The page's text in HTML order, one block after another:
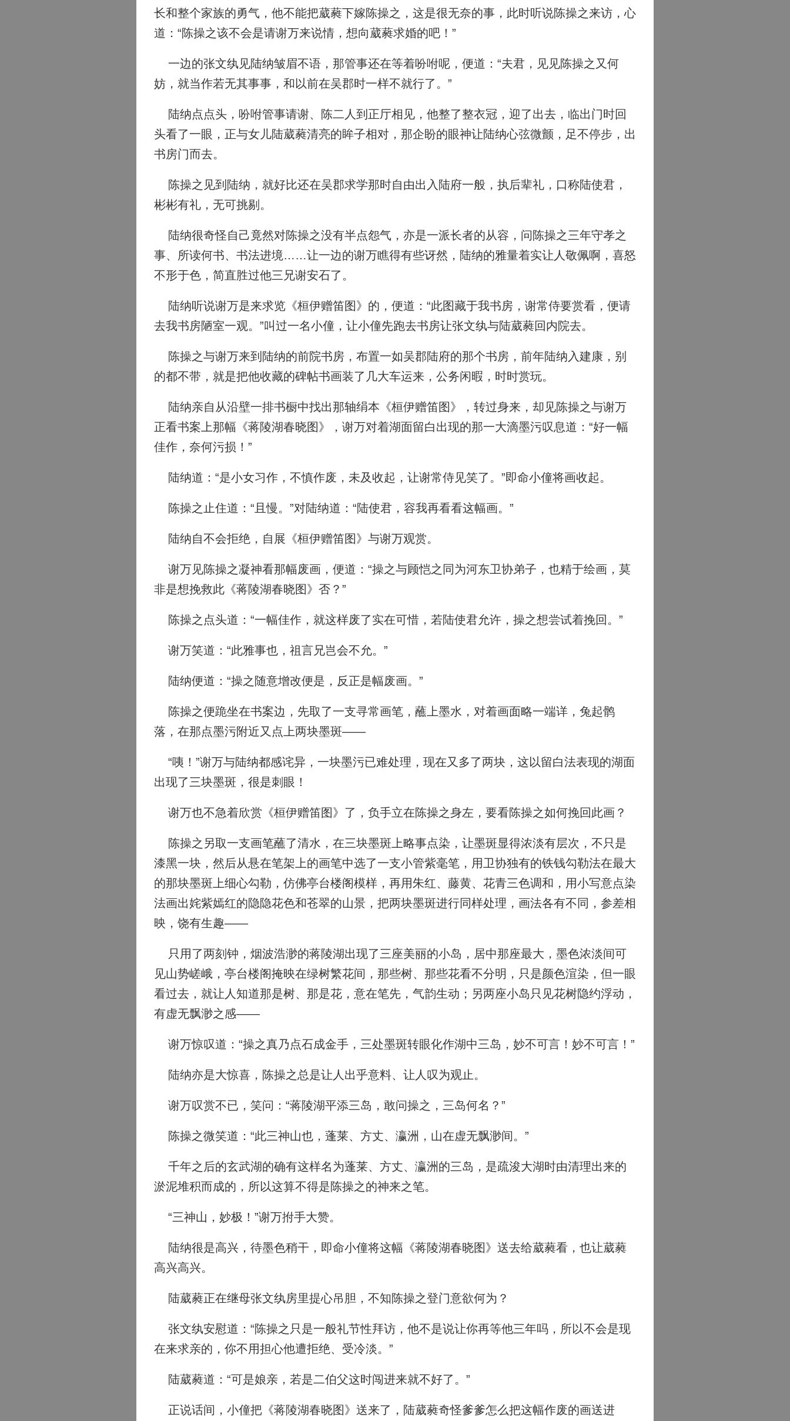
长和整个家族的勇气，他不能把葳蕤下嫁陈操之，这是很无奈的事，此时听说陈操之来访，心
道：“陈操之该不会是请谢万来说情，想向葳蕤求婚的吧！”
一边的张文纨见陆纳皱眉不语，那管事还在等着吩咐呢，便道：“夫君，见见陈操之又何
妨，就当作若无其事事，和以前在吴郡时一样不就行了。”
陆纳点点头，吩咐管事请谢、陈二人到正厅相见，他整了整衣冠，迎了出去，临出门时回
头看了一眼，正与女儿陆葳蕤清亮的眸子相对，那企盼的眼神让陆纳心弦微颤，足不停步，出
书房门而去。
陈操之见到陆纳，就好比还在吴郡求学那时自由出入陆府一般，执后辈礼，口称陆使君，
彬彬有礼，无可挑剔。
陆纳很奇怪自己竟然对陈操之没有半点怨气，亦是一派长者的从容，问陈操之三年守孝之
事、所读何书、书法进境……让一边的谢万瞧得有些讶然，陆纳的雅量着实让人敬佩啊，喜怒
不形于色，简直胜过他三兄谢安石了。
陆纳听说谢万是来求览《桓伊赠笛图》的，便道：“此图藏于我书房，谢常侍要赏看，便请
去我书房陋室一观。”叫过一名小僮，让小僮先跑去书房让张文纨与陆葳蕤回内院去。
陈操之与谢万来到陆纳的前院书房，布置一如吴郡陆府的那个书房，前年陆纳入建康，别
的都不带，就是把他收藏的碑帖书画装了几大车运来，公务闲暇，时时赏玩。
陆纳亲自从沿壁一排书橱中找出那轴绢本《桓伊赠笛图》，转过身来，却见陈操之与谢万
正看书案上那幅《蒋陵湖春晓图》，谢万对着湖面留白出现的那一大滴墨污叹息道：“好一幅
佳作，奈何污损！”
陆纳道：“是小女习作，不慎作废，未及收起，让谢常侍见笑了。”即命小僮将画收起。
陈操之止住道：“且慢。”对陆纳道：“陆使君，容我再看看这幅画。”
陆纳自不会拒绝，自展《桓伊赠笛图》与谢万观赏。
谢万见陈操之凝神看那幅废画，便道：“操之与顾恺之同为河东卫协弟子，也精于绘画，莫
非是想挽救此《蒋陵湖春晓图》否？”
陈操之点头道：“一幅佳作，就这样废了实在可惜，若陆使君允许，操之想尝试着挽回。”
谢万笑道：“此雅事也，祖言兄岂会不允。”
陆纳便道：“操之随意增改便是，反正是幅废画。”
陈操之便跪坐在书案边，先取了一支寻常画笔，蘸上墨水，对着画面略一端详，兔起鹘
落，在那点墨污附近又点上两块墨斑——
“咦！”谢万与陆纳都感诧异，一块墨污已难处理，现在又多了两块，这以留白法表现的湖面
出现了三块墨斑，很是刺眼！
谢万也不急着欣赏《桓伊赠笛图》了，负手立在陈操之身左，要看陈操之如何挽回此画？
陈操之另取一支画笔蘸了清水，在三块墨斑上略事点染，让墨斑显得浓淡有层次，不只是
漆黑一块，然后从悬在笔架上的画笔中选了一支小管紫毫笔，用卫协独有的铁钱勾勒法在最大
的那块墨斑上细心勾勒，仿佛亭台楼阁模样，再用朱红、藤黄、花青三色调和，用小写意点染
法画出姹紫嫣红的隐隐花色和苍翠的山景，把两块墨斑进行同样处理，画法各有不同，参差相
映，饶有生趣——
只用了两刻钟，烟波浩渺的蒋陵湖出现了三座美丽的小岛，居中那座最大，墨色浓淡间可
见山势嵯峨，亭台楼阁掩映在绿树繁花间，那些树、那些花看不分明，只是颜色渲染，但一眼
看过去，就让人知道那是树、那是花，意在笔先，气韵生动；另两座小岛只见花树隐约浮动，
有虚无飘渺之感——
谢万惊叹道：“操之真乃点石成金手，三处墨斑转眼化作湖中三岛，妙不可言！妙不可言！”
陆纳亦是大惊喜，陈操之总是让人出乎意料、让人叹为观止。
谢万叹赏不已，笑问：“蒋陵湖平添三岛，敢问操之，三岛何名？”
陈操之微笑道：“此三神山也，蓬莱、方丈、瀛洲，山在虚无飘渺间。”
千年之后的玄武湖的确有这样名为蓬莱、方丈、瀛洲的三岛，是疏浚大湖时由清理出来的
淤泥堆积而成的，所以这算不得是陈操之的神来之笔。
“三神山，妙极！”谢万拊手大赞。
陆纳很是高兴，待墨色稍干，即命小僮将这幅《蒋陵湖春晓图》送去给葳蕤看，也让葳蕤
高兴高兴。
陆葳蕤正在继母张文纨房里提心吊胆，不知陈操之登门意欲何为？
张文纨安慰道：“陈操之只是一般礼节性拜访，他不是说让你再等他三年吗，所以不会是现
在来求亲的，你不用担心他遭拒绝、受冷淡。”
陆葳蕤道：“可是娘亲，若是二伯父这时闯进来就不好了。”
正说话间，小僮把《蒋陵湖春晓图》送来了，陆葳蕤奇怪爹爹怎么把这幅作废的画送进